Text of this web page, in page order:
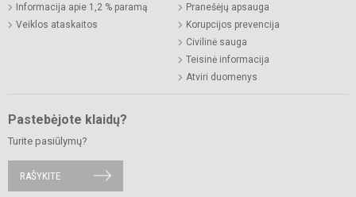
Informacija apie 1,2 % paramą
Veiklos ataskaitos
Pranešėjų apsauga
Korupcijos prevencija
Civilinė sauga
Teisinė informacija
Atviri duomenys
Pastebėjote klaidų?
Turite pasiūlymų?
RAŠYKITE